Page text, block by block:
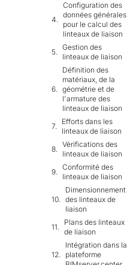
Configuration des
données générales
pour le calcul des
linteaux de liaison
Gestion des
linteaux de liaison
Définition des
matériaux, de la
géométrie et de
l'armature des
linteaux de liaison
Efforts dans les
linteaux de liaison
Vérifications des
linteaux de liaison
Conformité des
linteaux de liaison
Dimensionnement
des linteaux de
liaison
Plans des linteaux
de liaison
Intégration dans la
plateforme